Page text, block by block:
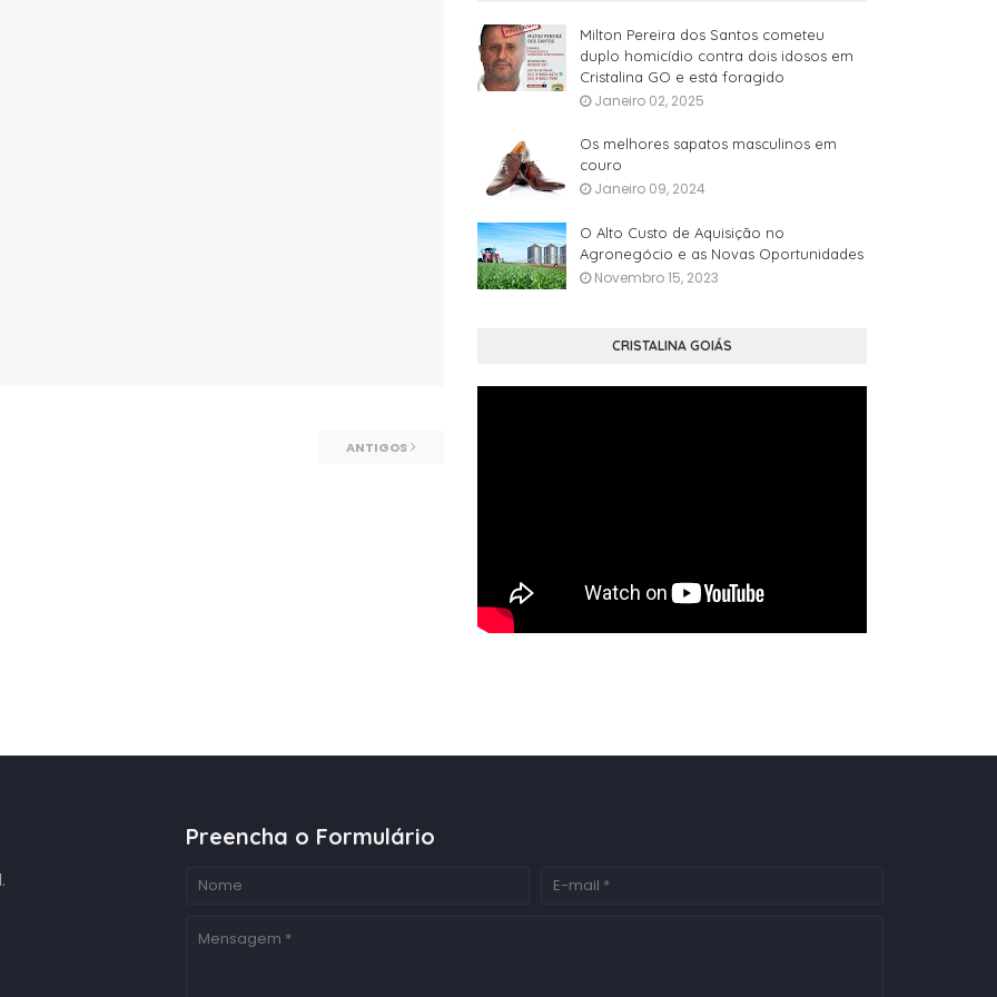
ANTIGOS
Milton Pereira dos Santos cometeu
duplo homicídio contra dois idosos em
Cristalina GO e está foragido
Janeiro 02, 2025
Os melhores sapatos masculinos em
couro
Janeiro 09, 2024
O Alto Custo de Aquisição no
Agronegócio e as Novas Oportunidades
Novembro 15, 2023
CRISTALINA GOIÁS
Preencha o Formulário